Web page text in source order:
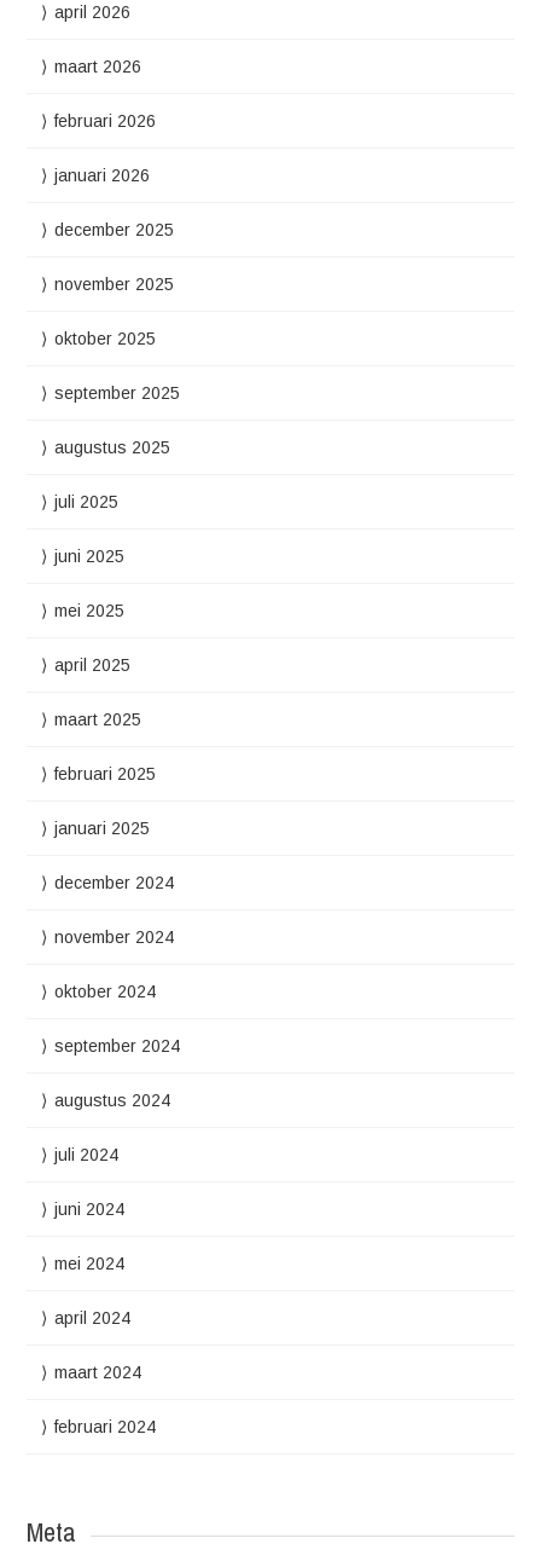
april 2026
maart 2026
februari 2026
januari 2026
december 2025
november 2025
oktober 2025
september 2025
augustus 2025
juli 2025
juni 2025
mei 2025
april 2025
maart 2025
februari 2025
januari 2025
december 2024
november 2024
oktober 2024
september 2024
augustus 2024
juli 2024
juni 2024
mei 2024
april 2024
maart 2024
februari 2024
Meta